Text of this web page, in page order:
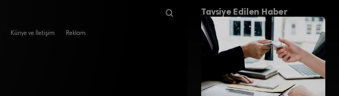
Künye ve İletişim Reklam
Tavsiye Edilen Haber